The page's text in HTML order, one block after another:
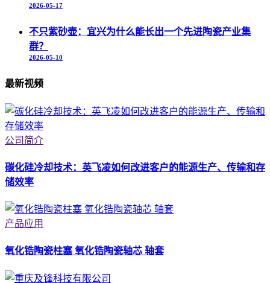
2026-05-17
不只紫砂壶：宜兴为什么能长出一个先进陶瓷产业集
群？
2026-05-10
最新视频
公司简介
碳化硅冷却技术：英飞凌如何改进客户的能源生产、传输和存
储效率
产品应用
氧化锆陶瓷柱塞 氧化锆陶瓷轴芯 轴套